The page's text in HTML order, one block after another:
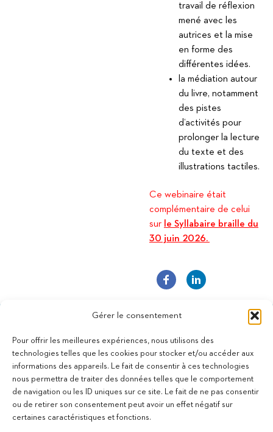
Gérer le consentement
Pour offrir les meilleures expériences, nous utilisons des
technologies telles que les cookies pour stocker et/ou accéder aux
informations des appareils. Le fait de consentir à ces technologies
nous permettra de traiter des données telles que le comportement
de navigation ou les ID uniques sur ce site. Le fait de ne pas consentir
ou de retirer son consentement peut avoir un effet négatif sur
certaines caractéristiques et fonctions.
travail de réflexion
mené avec les
autrices et la mise
en forme des
différentes idées.
la médiation autour
du livre, notamment
des pistes
d’activités pour
prolonger la lecture
du texte et des
illustrations tactiles.
Ce webinaire était
complémentaire de celui
sur le Syllabaire braille du
30 juin 2026.
11 bis Rue des Novalles
21240 Talant - France
+33 (0)3 80 59 22 88
Membre de la Fédération des Aveugles de France
Membre du collectif Les Éditeurs Atypiques